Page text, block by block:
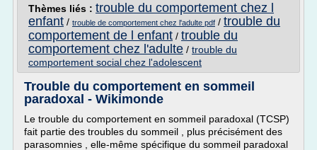
Thèmes liés : trouble du comportement chez l
enfant / trouble de comportement chez l'adulte pdf / trouble du
comportement de l enfant / trouble du
comportement chez l'adulte / trouble du
comportement social chez l'adolescent
Trouble du comportement en sommeil
paradoxal - Wikimonde
Le trouble du comportement en sommeil paradoxal (TCSP)
fait partie des troubles du sommeil , plus précisément des
parasomnies , elle-même spécifique du sommeil paradoxal